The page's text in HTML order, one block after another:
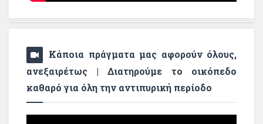
Κάποια πράγματα μας αφορούν όλους,
ανεξαιρέτως | Διατηρούμε το οικόπεδο
καθαρό για όλη την αντιπυρική περίοδο